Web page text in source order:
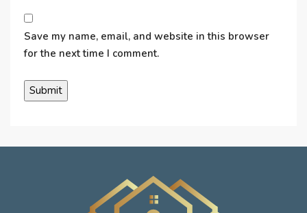
Save my name, email, and website in this browser
for the next time I comment.